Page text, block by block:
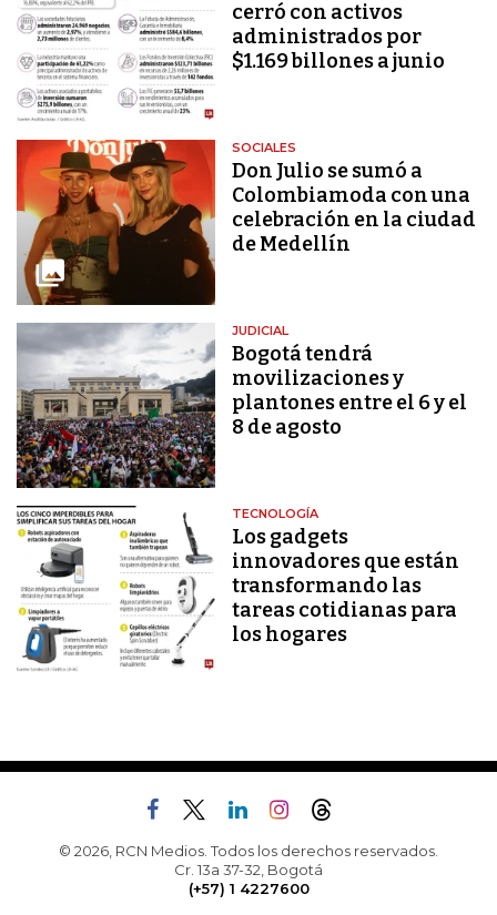
cerró con activos
administrados por
$1.169 billones a junio
SOCIALES
Don Julio se sumó a
Colombiamoda con una
celebración en la ciudad
de Medellín
JUDICIAL
Bogotá tendrá
movilizaciones y
plantones entre el 6 y el
8 de agosto
TECNOLOGÍA
Los gadgets
innovadores que están
transformando las
tareas cotidianas para
los hogares
© 2026, RCN Medios. Todos los derechos reservados.
Cr. 13a 37-32, Bogotá
(+57) 1 4227600